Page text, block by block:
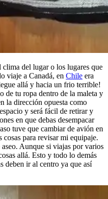
del lugar o los lugares que
viaje a Canadá, en Chile era
allá y hacia un frio terrible!
de tu ropa dentro de la maleta y
la dirección opuesta como
y será fácil de retirar y
en que debas desempacar
tuve que cambiar de avión en
para revisar mi equipaje.
Aunque si viajas por varios
allá. Esto y todo lo demás
deben ir al centro ya que así